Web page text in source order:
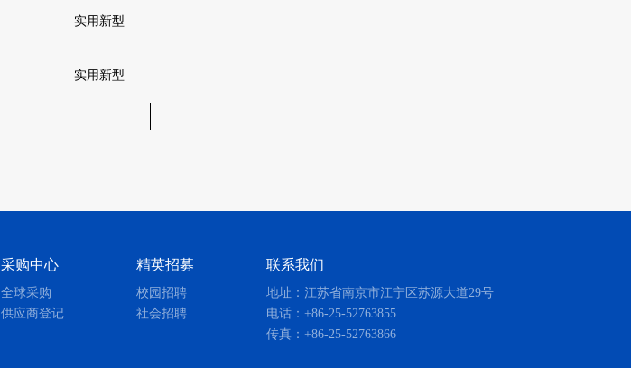
实用新型
实用新型
采购中心
全球采购
供应商登记
精英招募
校园招聘
社会招聘
联系我们
地址：江苏省南京市江宁区苏源大道29号
电话：+86-25-52763855
传真：+86-25-52763866